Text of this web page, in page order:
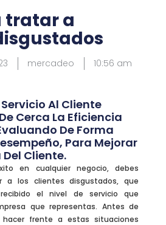
tratar a
mercadeo 10:56 am
Servicio Al Cliente
Cerca La Eficiencia
De Forma
Para Mejorar
Del Cliente.
en cualquier negocio, debes
a los clientes disgustados, que
el nivel de servicio que
que representas. Antes de
frente a estas situaciones